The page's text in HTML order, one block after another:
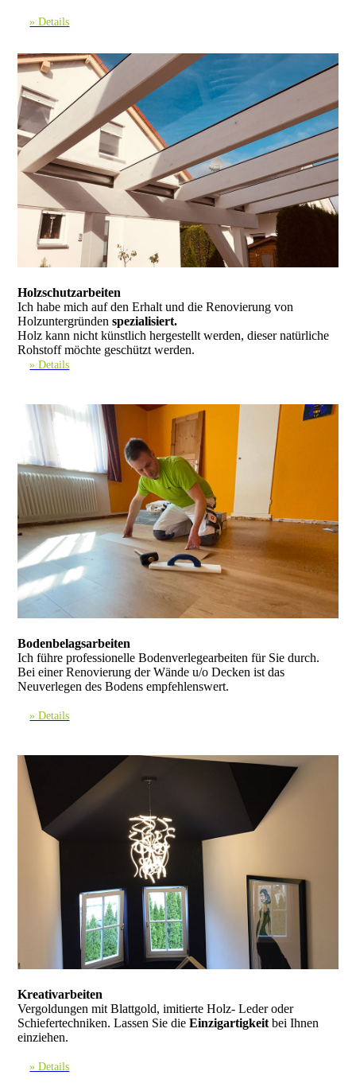
» Details
Holzschutzarbeiten
Ich habe mich auf den Erhalt und die Renovierung von
Holzuntergründenspezialisiert.
Holz kann nicht künstlich hergestellt werden, dieser natürliche
Rohstoff möchte geschützt werden.
» Details
Bodenbelagsarbeiten
Ich führe professionelle Boden­verlegearbeiten für Sie durch.
Bei einer Renovierung der Wände u/o Decken ist das
Neuverlegen des Bodens empfehlenswert.
» Details
Kreativarbeiten
Vergoldungen mit Blattgold, imitierte Holz- Leder oder
Schiefertechniken. Lassen Sie dieEinzigartigkeit bei Ihnen
einziehen.
» Details